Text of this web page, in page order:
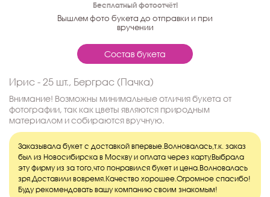
Бесплатный фотоотчёт!
Вышлем фото букета до отправки и при
вручении
Состав букета
Ирис - 25 шт., Берграс (Пачка)
Внимание! Возможны минимальные отличия букета от
фотографии, так как цветы являются природным
материалом и собираются вручную.
Заказывала букет с доставкой впервые.Волновалась,т.к. заказ
был из Новосибирска в Москву и оплата через карту.Выбрала
эту фирму из за того,что понравился букет и цена.Волновалась
зря.Доставили вовремя.Качество хорошее.Огромное спасибо!
Буду рекомендовать вашу компанию своим знакомым!